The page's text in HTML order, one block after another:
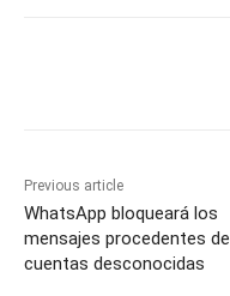
Previous article
WhatsApp bloqueará los
mensajes procedentes de
cuentas desconocidas